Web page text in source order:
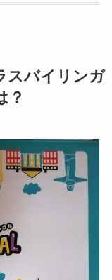
スバイリンガ
？